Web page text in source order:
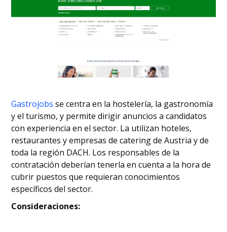
Gastrojobs se centra en la hostelería, la gastronomía
y el turismo, y permite dirigir anuncios a candidatos
con experiencia en el sector. La utilizan hoteles,
restaurantes y empresas de catering de Austria y de
toda la región DACH. Los responsables de la
contratación deberían tenerla en cuenta a la hora de
cubrir puestos que requieran conocimientos
específicos del sector.
Consideraciones: